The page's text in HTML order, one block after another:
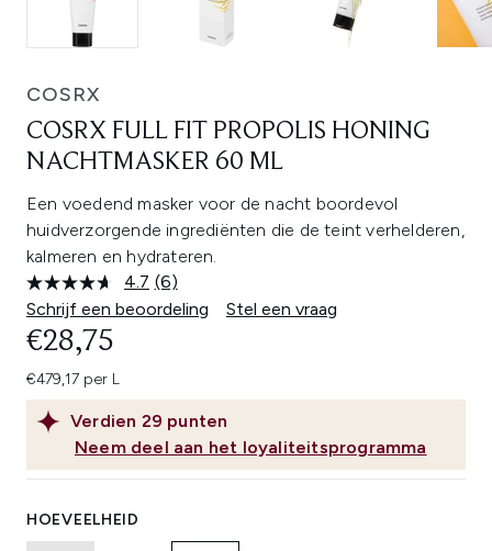
COSRX
COSRX FULL FIT PROPOLIS HONING
NACHTMASKER 60 ML
Een voedend masker voor de nacht boordevol
huidverzorgende ingrediënten die de teint verhelderen,
kalmeren en hydrateren.
4.7 Lees
6
beoordelingen.
(6)
Schrijf een beoordeling
Stel een vraag
Verdien 29 punten
Neem deel aan het loyaliteitsprogramma
€28,75
€479,17 per L
HOEVEELHEID